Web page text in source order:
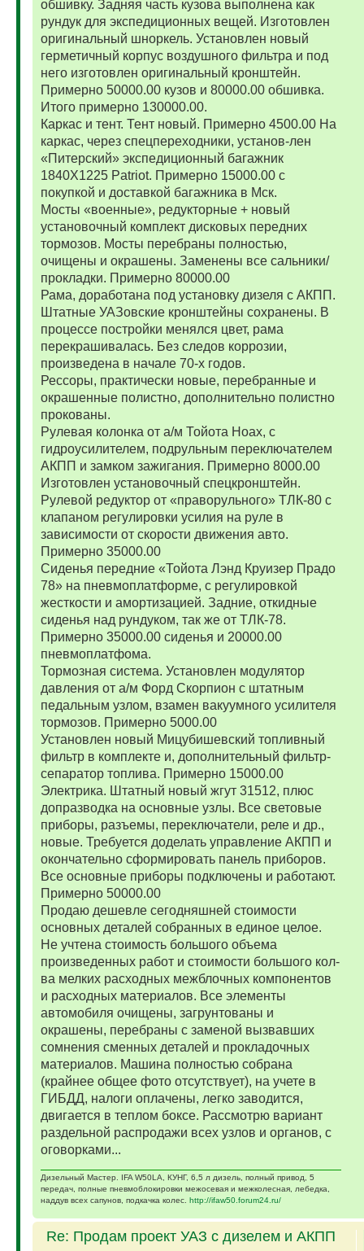
обшивку. Задняя часть кузова выполнена как
рундук для экспедиционных вещей. Изготовлен
оригинальный шноркель. Установлен новый
герметичный корпус воздушного фильтра и под
него изготовлен оригинальный кронштейн.
Примерно 50000.00 кузов и 80000.00 обшивка.
Итого примерно 130000.00.
Каркас и тент. Тент новый. Примерно 4500.00 На
каркас, через спецпереходники, установ-лен
«Питерский» экспедиционный багажник
1840Х1225 Patriot. Примерно 15000.00 с
покупкой и доставкой багажника в Мск.
Мосты «военные», редукторные + новый
установочный комплект дисковых передних
тормозов. Мосты перебраны полностью,
очищены и окрашены. Заменены все сальники/
прокладки. Примерно 80000.00
Рама, доработана под установку дизеля с АКПП.
Штатные УАЗовские кронштейны сохранены. В
процессе постройки менялся цвет, рама
перекрашивалась. Без следов коррозии,
произведена в начале 70-х годов.
Рессоры, практически новые, перебранные и
окрашенные полистно, дополнительно полистно
прокованы.
Рулевая колонка от а/м Тойота Ноах, с
гидроусилителем, подрульным переключателем
АКПП и замком зажигания. Примерно 8000.00
Изготовлен установочный спецкронштейн.
Рулевой редуктор от «праворульного» ТЛК-80 с
клапаном регулировки усилия на руле в
зависимости от скорости движения авто.
Примерно 35000.00
Сиденья передние «Тойота Лэнд Круизер Прадо
78» на пневмоплатформе, с регулировкой
жесткости и амортизацией. Задние, откидные
сиденья над рундуком, так же от ТЛК-78.
Примерно 35000.00 сиденья и 20000.00
пневмоплатфома.
Тормозная система. Установлен модулятор
давления от а/м Форд Скорпион с штатным
педальным узлом, взамен вакуумного усилителя
тормозов. Примерно 5000.00
Установлен новый Мицубишевский топливный
фильтр в комплекте и, дополнительный фильтр-
сепаратор топлива. Примерно 15000.00
Электрика. Штатный новый жгут 31512, плюс
допразводка на основные узлы. Все световые
приборы, разъемы, переключатели, реле и др.,
новые. Требуется доделать управление АКПП и
окончательно сформировать панель приборов.
Все основные приборы подключены и работают.
Примерно 50000.00
Продаю дешевле сегодняшней стоимости
основных деталей собранных в единое целое.
Не учтена стоимость большого объема
произведенных работ и стоимости большого кол-
ва мелких расходных межблочных компонентов
и расходных материалов. Все элементы
автомобиля очищены, загрунтованы и
окрашены, перебраны с заменой вызвавших
сомнения сменных деталей и прокладочных
материалов. Машина полностью собрана
(крайнее общее фото отсутствует), на учете в
ГИБДД, налоги оплачены, легко заводится,
двигается в теплом боксе. Рассмотрю вариант
раздельной распродажи всех узлов и органов, с
оговорками...
Дизельный Мастер. IFA W50LA, КУНГ, 6,5 л дизель, полный привод, 5
передач, полные пневмоблокировки межосевая и межколесная, лебедка,
наддув всех сапунов, подкачка колес. http://ifaw50.forum24.ru/
Re: Продам проект УАЗ с дизелем и АКПП